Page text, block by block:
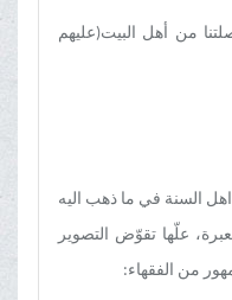
من أهل البیت(علیهم
اهل السنة في ما ذهب الیه
علّها تقوّض التصویر
من الفقهاء: